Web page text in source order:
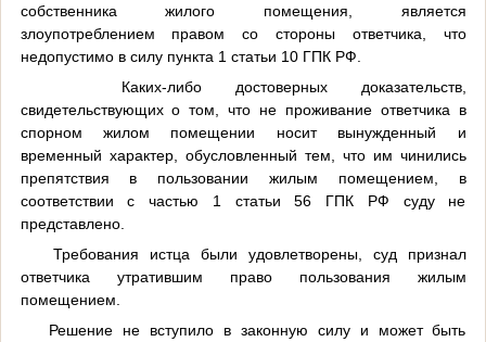
собственника жилого помещения, является
злоупотреблением правом со стороны ответчика, что
недопустимо в силу пункта 1 статьи 10 ГПК РФ.
Каких-либо достоверных доказательств,
свидетельствующих о том, что не проживание ответчика в
спорном жилом помещении носит вынужденный и
временный характер, обусловленный тем, что им чинились
препятствия в пользовании жилым помещением, в
соответствии с частью 1 статьи 56 ГПК РФ суду не
представлено.
Требования истца были удовлетворены, суд признал
ответчика утратившим право пользования жилым
помещением.
Решение не вступило в законную силу и может быть